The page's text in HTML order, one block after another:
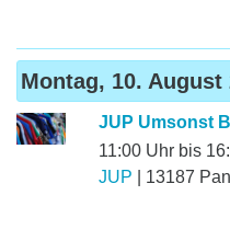
Montag, 10. August
JUP Umsonst
11:00 Uhr bis
JUP
13187